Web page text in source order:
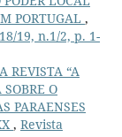
PORTUGAL ,
19, n.1/2, p. 1-
A REVISTA “A
O
PARAENSES
, Revista